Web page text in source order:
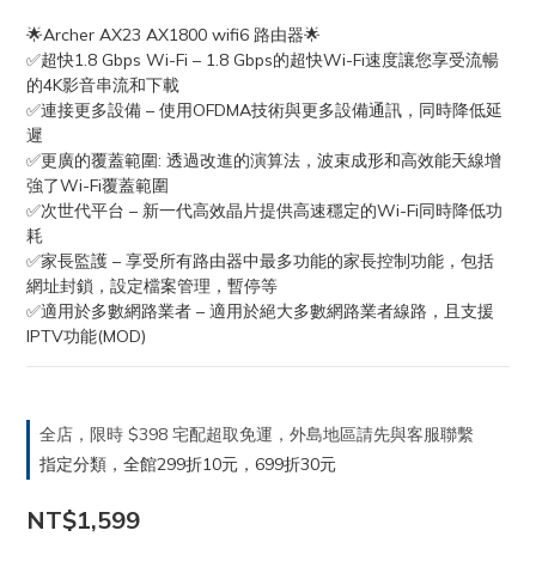
🌟Archer AX23 AX1800 wifi6 路由器🌟
✅超快1.8 Gbps Wi-Fi – 1.8 Gbps的超快Wi-Fi速度讓您享受流暢
的4K影音串流和下載
✅連接更多設備 – 使用OFDMA技術與更多設備通訊，同時降低延
遲
✅更廣的覆蓋範圍: 透過改進的演算法，波束成形和高效能天線增
強了Wi-Fi覆蓋範圍
✅次世代平台 – 新一代高效晶片提供高速穩定的Wi-Fi同時降低功
耗
✅家長監護 – 享受所有路由器中最多功能的家長控制功能，包括
網址封鎖，設定檔案管理，暫停等
✅適用於多數網路業者 – 適用於絕大多數網路業者線路，且支援
IPTV功能(MOD)
全店，限時 $398 宅配超取免運，外島地區請先與客服聯繫
指定分類，全館299折10元，699折30元
NT$1,599